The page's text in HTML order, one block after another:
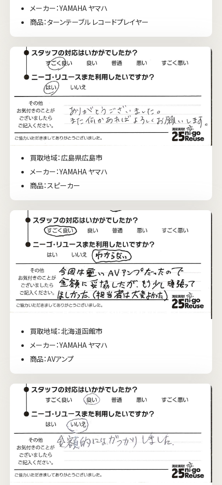
メーカー：YAMAHA ヤマハ
商品：ターンテーブル レコードプレイヤー
買取地域：広島県広島市
メーカー：YAMAHA ヤマハ
商品：スピーカー
買取地域：北海道函館市
メーカー：YAMAHA ヤマハ
商品：AVアンプ